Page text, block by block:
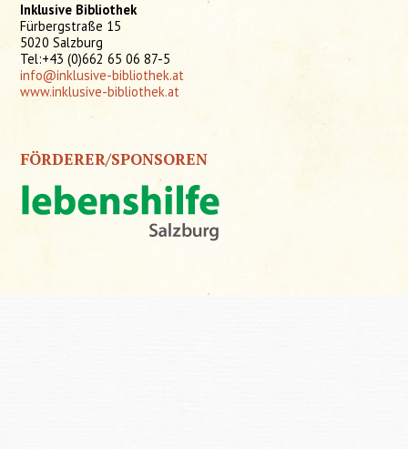
Inklusive Bibliothek
Fürbergstraße 15
5020 Salzburg
Tel:+43 (0)662 65 06 87-5
info@inklusive-bibliothek.at
www.inklusive-bibliothek.at
FÖRDERER/SPONSOREN